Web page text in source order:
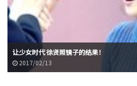
让少女时代 徐贤照镜子的结果！
2017/02/13